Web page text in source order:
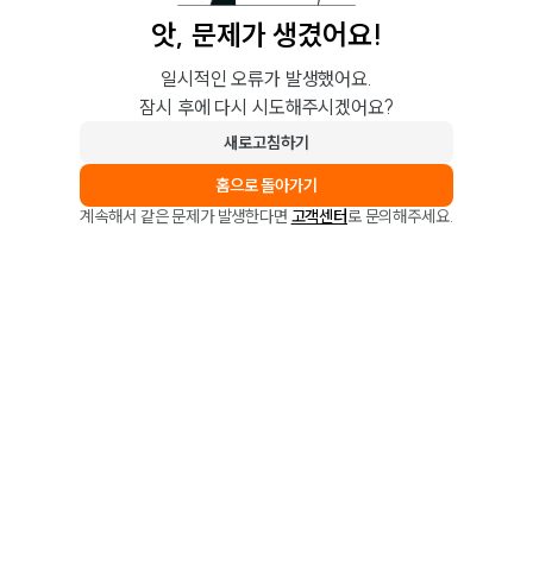
앗, 문제가 생겼어요!
일시적인 오류가 발생했어요.
잠시 후에 다시 시도해주시겠어요?
새로고침하기
홈으로 돌아가기
계속해서 같은 문제가 발생한다면 고객센터로 문의해주세요.